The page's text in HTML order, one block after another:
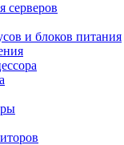
серверов
и блоков питания